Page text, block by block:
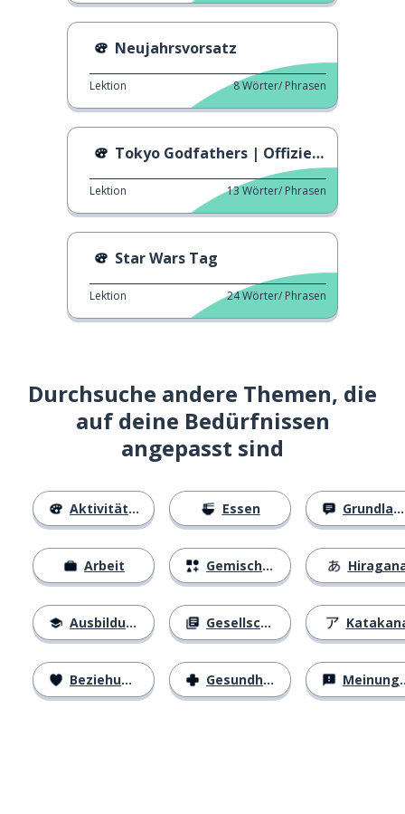
Neujahrsvorsatz
Lektion 8Wörter/ Phrasen
Tokyo Godfathers | Offizieller Trailer
Lektion 13Wörter/ Phrasen
Star Wars Tag
Lektion 24Wörter/ Phrasen
Durchsuche andere Themen, die
auf deine Bedürfnissen
angepasst sind
Aktivitäten
Arbeit
Ausbildung
Beziehungen
Essen
Gemischtes
Gesellschaft
Gesundheit
Grundlagen
Meinungen